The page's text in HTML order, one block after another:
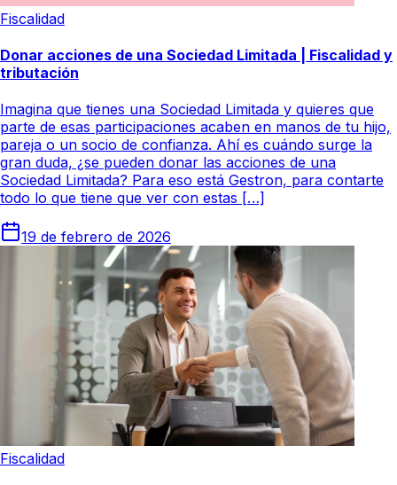
Fiscalidad
Donar acciones de una Sociedad Limitada | Fiscalidad y
tributación
Imagina que tienes una Sociedad Limitada y quieres que
parte de esas participaciones acaben en manos de tu hijo,
pareja o un socio de confianza. Ahí es cuándo surge la
gran duda, ¿se pueden donar las acciones de una
Sociedad Limitada? Para eso está Gestron, para contarte
todo lo que tiene que ver con estas […]
19 de febrero de 2026
Fiscalidad